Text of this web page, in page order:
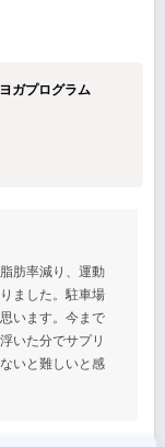
ガプログラム
肪率減り、運動
ました。駐車場
います。今まで
いた分でサプリ
いと難しいと感